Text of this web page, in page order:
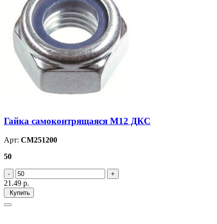
Гайка самоконтрящаяся М12 ДКС
Арт: CM251200
50
21.49 р.
Купить